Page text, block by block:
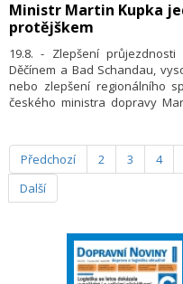
Ministr Martin Kupka
protějškem
19.8. - Zlepšení
Děčínem a Bad Schandau,
nebo zlepšení regionálního
českého ministra dopravy
při zavádění inovací v dopravě.
Předchozí 2 3 4
Další